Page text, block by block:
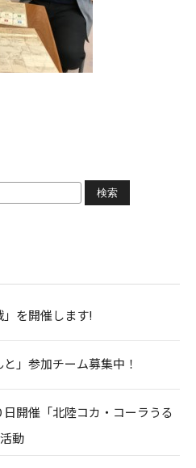
」を開催します!
」参加チーム募集中！
開催「北陸コカ・コーラうる
動